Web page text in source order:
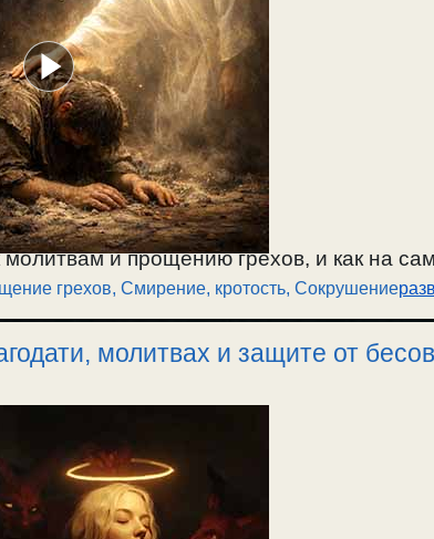
и прощению грехов, и как на
ведут к чувству смирения перед
чувство сокрушения нельзя; в это время
покаяние. / 4.04.2026.
грехов, Смирение, кротость, Сокрушение
молитвах и защите от